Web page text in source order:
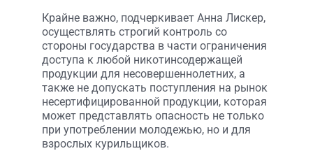
Крайне важно, подчеркивает Анна Лискер,
осуществлять строгий контроль со
стороны государства в части ограничения
доступа к любой никотинсодержащей
продукции для несовершеннолетних, а
также не допускать поступления на рынок
несертифицированной продукции, которая
может представлять опасность не только
при употреблении молодежью, но и для
взрослых курильщиков.